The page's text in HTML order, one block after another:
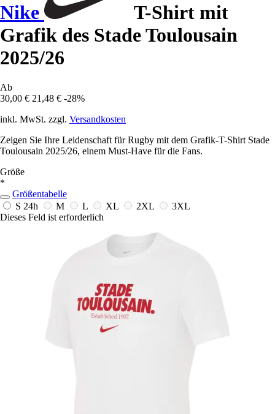
Nike
T-Shirt mit
Grafik des Stade Toulousain
2025/26
Ab
30,00 € 21,48 € -28%
inkl. MwSt. zzgl. Versandkosten
Zeigen Sie Ihre Leidenschaft für Rugby mit dem Grafik-T-Shirt Stade
Toulousain 2025/26, einem Must-Have für die Fans.
Größe
*
Größentabelle
S 24h M L XL 2XL
3XL
Dieses Feld ist erforderlich